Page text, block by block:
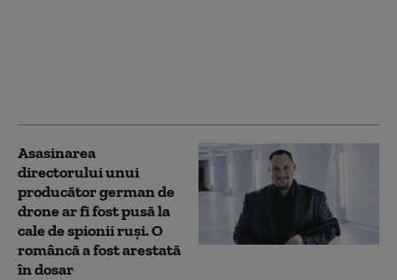
Asasinarea
directorului unui
producător german de
drone ar fi fost pusă la
cale de spionii ruși. O
româncă a fost arestată
în dosar